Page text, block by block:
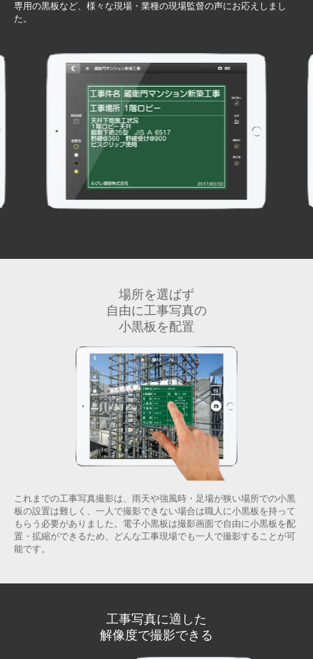
専用の黒板など、様々な現場・業種の現場監督の声にお応えしまし
た。
場所を選ばず
自由に工事写真の
小黒板を配置
これまでの工事写真撮影は、雨天や強風時・足場が狭い場所での小黒
板の設置は難しく、一人で撮影できない場合は職人に小黒板を持って
もらう必要がありました。電子小黒板は撮影画面で自由に小黒板を配
置・拡縮ができるため、どんな工事現場でも一人で撮影することが可
能です。
工事写真に適した
解像度で撮影できる